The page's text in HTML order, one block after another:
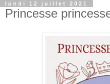
lundi 12 juillet 2021
Princesse